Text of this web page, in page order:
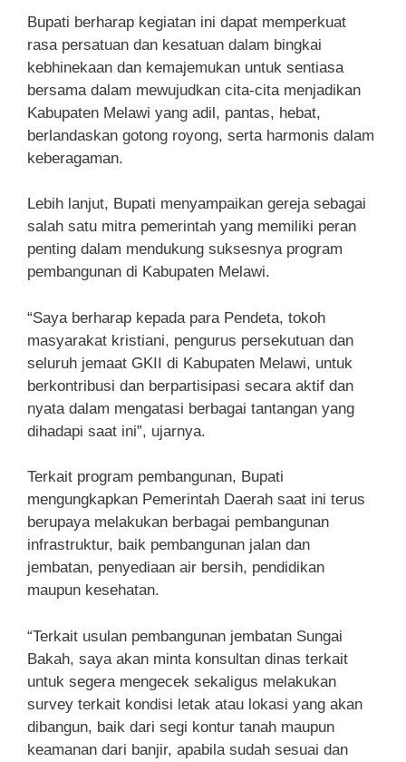
Bupati berharap kegiatan ini dapat memperkuat
rasa persatuan dan kesatuan dalam bingkai
kebhinekaan dan kemajemukan untuk sentiasa
bersama dalam mewujudkan cita-cita menjadikan
Kabupaten Melawi yang adil, pantas, hebat,
berlandaskan gotong royong, serta harmonis dalam
keberagaman.
Lebih lanjut, Bupati menyampaikan gereja sebagai
salah satu mitra pemerintah yang memiliki peran
penting dalam mendukung suksesnya program
pembangunan di Kabupaten Melawi.
“Saya berharap kepada para Pendeta, tokoh
masyarakat kristiani, pengurus persekutuan dan
seluruh jemaat GKII di Kabupaten Melawi, untuk
berkontribusi dan berpartisipasi secara aktif dan
nyata dalam mengatasi berbagai tantangan yang
dihadapi saat ini”, ujarnya.
Terkait program pembangunan, Bupati
mengungkapkan Pemerintah Daerah saat ini terus
berupaya melakukan berbagai pembangunan
infrastruktur, baik pembangunan jalan dan
jembatan, penyediaan air bersih, pendidikan
maupun kesehatan.
“Terkait usulan pembangunan jembatan Sungai
Bakah, saya akan minta konsultan dinas terkait
untuk segera mengecek sekaligus melakukan
survey terkait kondisi letak atau lokasi yang akan
dibangun, baik dari segi kontur tanah maupun
keamanan dari banjir, apabila sudah sesuai dan